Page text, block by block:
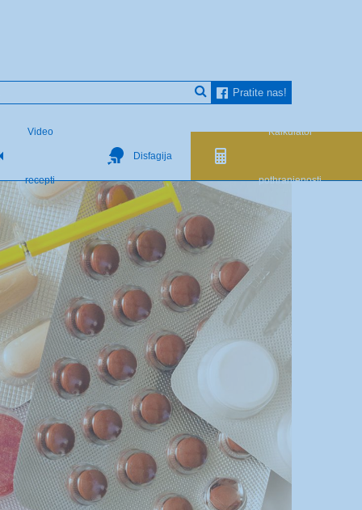
Pratite nas!
Video
recepti
Disfagija
Kalkulator
pothranjenosti